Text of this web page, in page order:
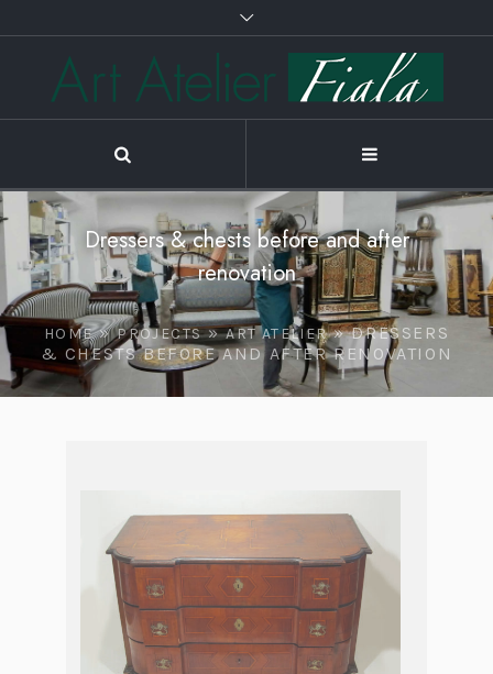
Dressers & chests before and after
renovation
HOME»PROJECTS»ART ATELIER»DRESSERS
& CHESTS BEFORE AND AFTER RENOVATION